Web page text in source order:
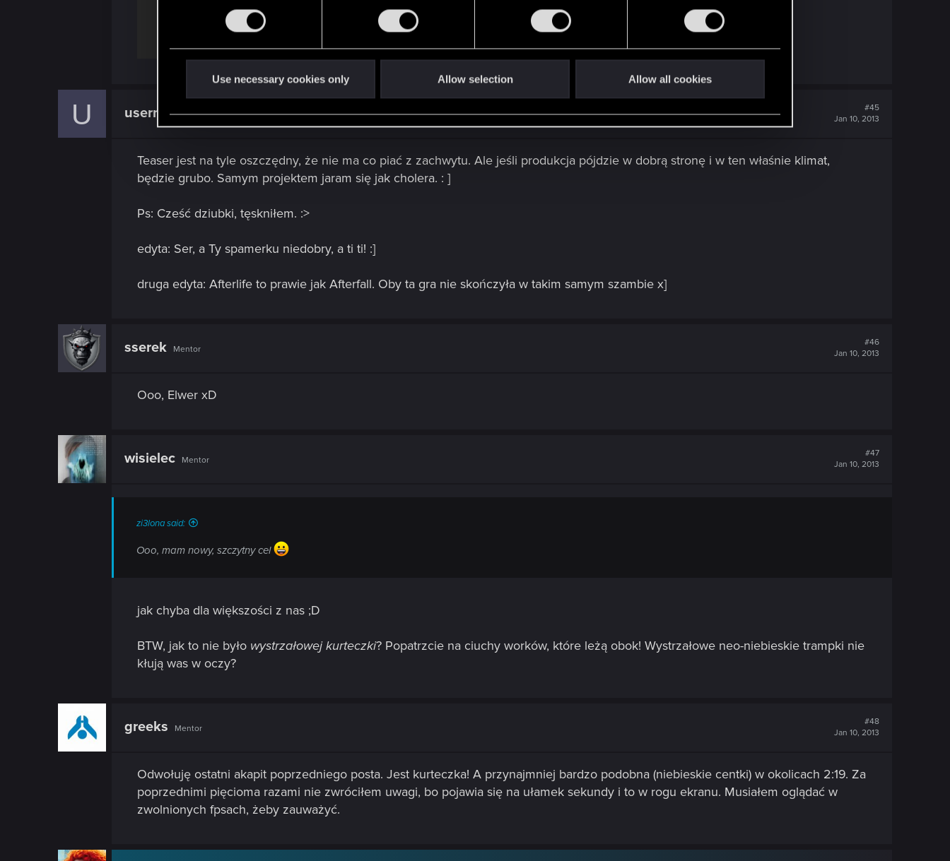
e
l
c
t
o
Use necessary cookies only Allow selection Allow all cookies
U username_2060759 Forum veteran
#45
Jan 10, 2013
Teaser jest na tyle oszczędny, że nie ma co piać z zachwytu. Ale jeśli produkcja pójdzie w dobrą stronę i w ten właśnie klimat,
będzie grubo. Samym projektem jaram się jak cholera. : ]
Ps: Cześć dziubki, tęskniłem. :>
edyta: Ser, a Ty spamerku niedobry, a ti ti! :]
druga edyta: Afterlife to prawie jak Afterfall. Oby ta gra nie skończyła w takim samym szambie x]
sserek Mentor
#46
Jan 10, 2013
Ooo, Elwer xD
wisielec Mentor
#47
Jan 10, 2013
zi3lona said:
Ooo, mam nowy, szczytny cel
jak chyba dla większości z nas ;D
BTW, jak to nie było wystrzałowej kurteczki? Popatrzcie na ciuchy worków, które leżą obok! Wystrzałowe neo-niebieskie trampki nie
kłują was w oczy?
greeks Mentor
#48
Jan 10, 2013
Odwołuję ostatni akapit poprzedniego posta. Jest kurteczka! A przynajmniej bardzo podobna (niebieskie centki) w okolicach 2:19. Za
poprzednimi pięcioma razami nie zwróciłem uwagi, bo pojawia się na ułamek sekundy i to w rogu ekranu. Musiałem oglądać w
zwolnionych fpsach, żeby zauważyć.